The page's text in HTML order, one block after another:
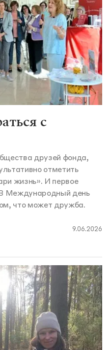
с
друзей фонда,
отметить
жизнь». И первое
Международный день
что может дружба.
9.06.2026